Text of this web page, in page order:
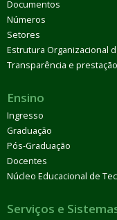
Documentos
Números
Setores
Estrutura Organizacional
Transparência e
Ensino
Ingresso
Graduação
Pós-Graduação
Docentes
Núcleo Educacional de
Serviços e